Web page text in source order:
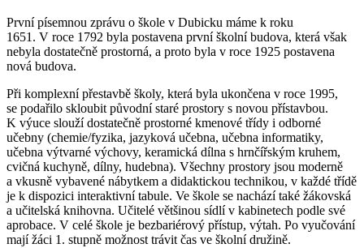
První písemnou zprávu o škole v Dubicku máme k roku
1651. V roce 1792 byla postavena první školní budova, která však
nebyla dostatečně prostorná, a proto byla v roce 1925 postavena
nová budova.
Při komplexní přestavbě školy, která byla ukončena v roce 1995,
se podařilo skloubit původní staré prostory s novou přístavbou.
K výuce slouží dostatečně prostorné kmenové třídy i odborné
učebny (chemie/fyzika, jazyková učebna, učebna informatiky,
učebna výtvarné výchovy, keramická dílna s hrnčířským kruhem,
cvičná kuchyně, dílny, hudebna). Všechny prostory jsou moderně
a vkusně vybavené nábytkem a didaktickou technikou, v každé třídě
je k dispozici interaktivní tabule. Ve škole se nachází také žákovská
a učitelská knihovna. Učitelé většinou sídlí v kabinetech podle své
aprobace. V celé škole je bezbariérový přístup, výtah. Po vyučování
mají žáci 1. stupně možnost trávit čas ve školní družině.